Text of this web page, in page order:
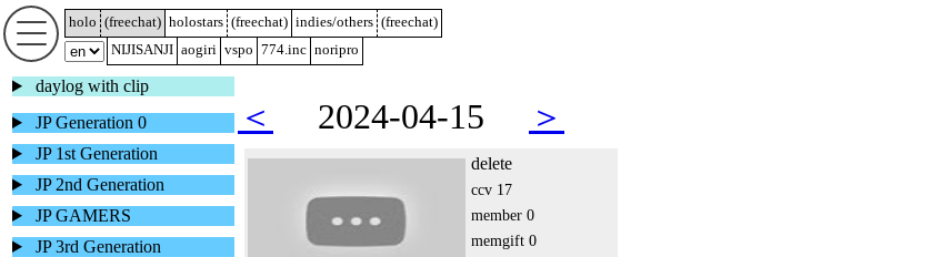
holo (freechat) holostars (freechat) indies/others (freechat)
NIJISANJI aogiri vspo 774.inc noripro
daylog with clip
JP Generation 0
JP 1st Generation
JP 2nd Generation
JP GAMERS
JP 3rd Generation
＜ 2024-04-15 ＞
delete
ccv 17
member 0
memgift 0